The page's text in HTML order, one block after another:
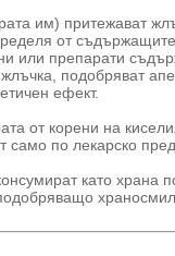
им) притежават
от
или препарати
подобряват
ефект.
от корени на
само по лекарско
като храна